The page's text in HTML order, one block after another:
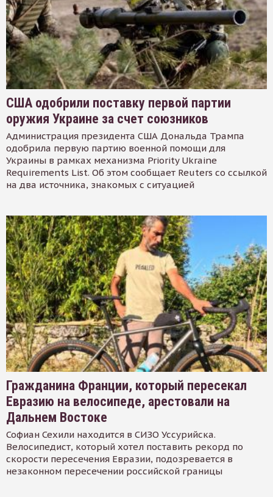
США одобрили поставку первой партии
оружия Украине за счет союзников
Администрация президента США Дональда Трампа
одобрила первую партию военной помощи для
Украины в рамках механизма Priority Ukraine
Requirements List. Об этом сообщает Reuters со ссылкой
на два источника, знакомых с ситуацией
Гражданина Франции, который пересекал
Евразию на велосипеде, арестовали на
Дальнем Востоке
Софиан Сехили находится в СИЗО Уссурийска.
Велосипедист, который хотел поставить рекорд по
скорости пересечения Евразии, подозревается в
незаконном пересечении российской границы